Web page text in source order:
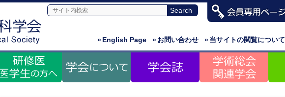
»当サイトの閲覧について
»お問い合わせ
»English Page